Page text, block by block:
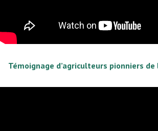
Témoignage d’agriculteurs pionniers